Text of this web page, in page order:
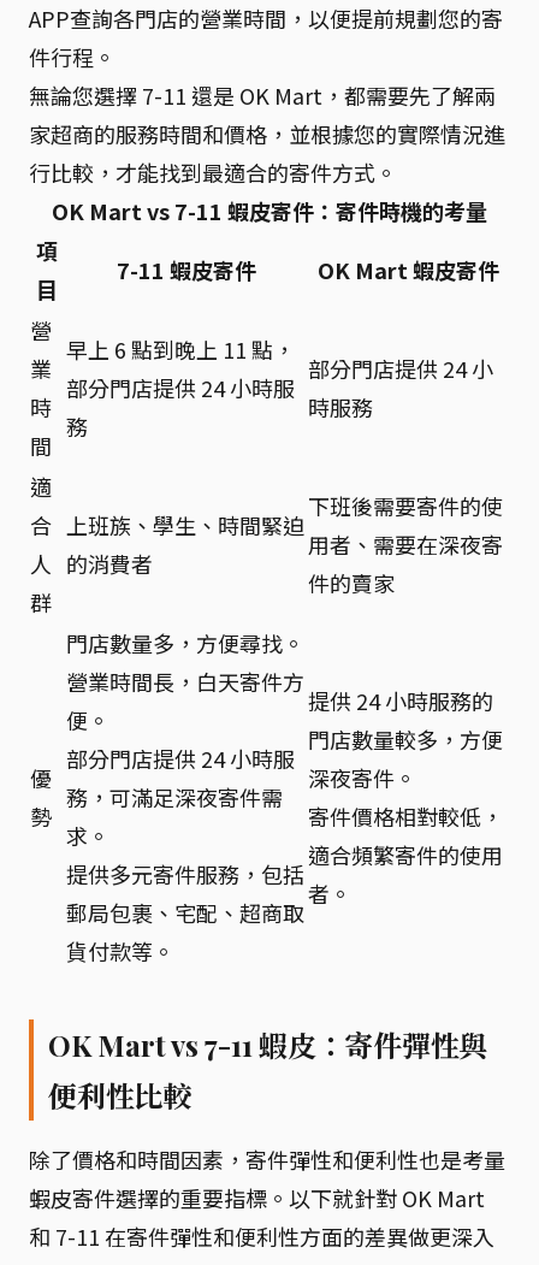
APP查詢各門店的營業時間，以便提前規劃您的寄
件行程。
無論您選擇 7-11 還是 OK Mart，都需要先了解兩
家超商的服務時間和價格，並根據您的實際情況進
行比較，才能找到最適合的寄件方式。
OK Mart vs 7-11 蝦皮寄件：寄件時機的考量
項
目
7-11 蝦皮寄件
OK Mart 蝦皮寄件
營
業
時
間
早上 6 點到晚上 11 點，
部分門店提供 24 小時服
務
部分門店提供 24 小
時服務
適
合
人
群
上班族、學生、時間緊迫
的消費者
下班後需要寄件的使
用者、需要在深夜寄
件的賣家
優
勢
門店數量多，方便尋找。
營業時間長，白天寄件方
便。
部分門店提供 24 小時服
務，可滿足深夜寄件需
求。
提供多元寄件服務，包括
郵局包裹、宅配、超商取
貨付款等。
提供 24 小時服務的
門店數量較多，方便
深夜寄件。
寄件價格相對較低，
適合頻繁寄件的使用
者。
OK Mart vs 7-11 蝦皮：寄件彈性與
便利性比較
除了價格和時間因素，寄件彈性和便利性也是考量
蝦皮寄件選擇的重要指標。以下就針對 OK Mart
和 7-11 在寄件彈性和便利性方面的差異做更深入